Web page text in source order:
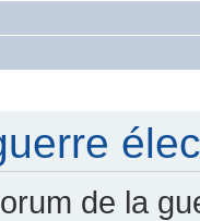
de la